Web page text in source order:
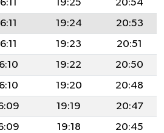
19:25
20:54
19:24
20:53
19:23
20:51
19:22
20:50
19:20
20:48
19:19
20:47
19:18
20:45